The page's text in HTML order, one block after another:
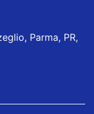
Parma, PR,